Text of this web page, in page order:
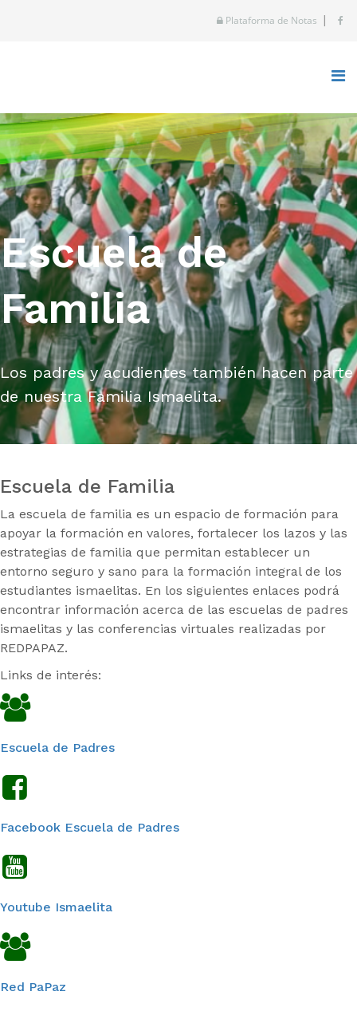
Plataforma de Notas |
Escuela de
Familia
Los padres y acudientes también hacen parte
de nuestra Familia Ismaelita.
Escuela de Familia
La escuela de familia es un espacio de formación para
apoyar la formación en valores, fortalecer los lazos y las
estrategias de familia que permitan establecer un
entorno seguro y sano para la formación integral de los
estudiantes ismaelitas. En los siguientes enlaces podrá
encontrar información acerca de las escuelas de padres
ismaelitas y las conferencias virtuales realizadas por
REDPAPAZ.
Links de interés:
Escuela de Padres
Facebook Escuela de Padres
Youtube Ismaelita
Red PaPaz